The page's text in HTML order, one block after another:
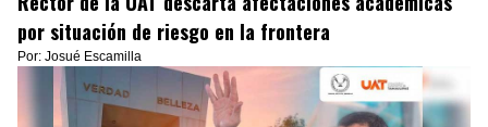
por situación de riesgo en la frontera
Por: Josué Escamilla